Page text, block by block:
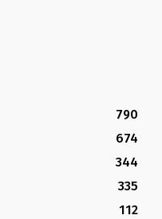
790
674
344
335
112